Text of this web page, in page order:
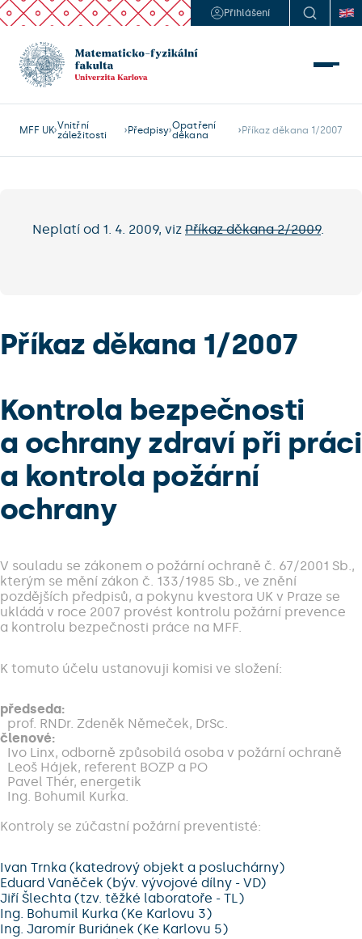
Přihlášení
MFF UK Vnitřní
záležitosti
Předpisy Opatření
děkana
Příkaz děkana 1/2007
Neplatí od 1. 4. 2009, viz Příkaz děkana 2/2009.
Příkaz děkana 1/2007
Kontrola bezpečnosti
a ochrany zdraví při práci
a kontrola požární
ochrany
V souladu se zákonem o požární ochraně č. 67/2001 Sb.,
kterým se mění zákon č. 133/1985 Sb., ve znění
pozdějších předpisů, a pokynu kvestora UK v Praze se
ukládá v roce 2007 provést kontrolu požární prevence
a kontrolu bezpečnosti práce na MFF.
K tomuto účelu ustanovuji komisi ve složení:
předseda:
prof. RNDr. Zdeněk Němeček, DrSc.
členové:
Ivo Linx, odborně způsobilá osoba v požární ochraně
Leoš Hájek, referent BOZP a PO
Pavel Thér, energetik
Ing. Bohumil Kurka.
Kontroly se zúčastní požární preventisté:
Ivan Trnka (katedrový objekt a posluchárny)
Eduard Vaněček (býv. vývojové dílny - VD)
Jiří Šlechta (tzv. těžké laboratoře - TL)
Ing. Bohumil Kurka (Ke Karlovu 3)
Ing. Jaromír Buriánek (Ke Karlovu 5)